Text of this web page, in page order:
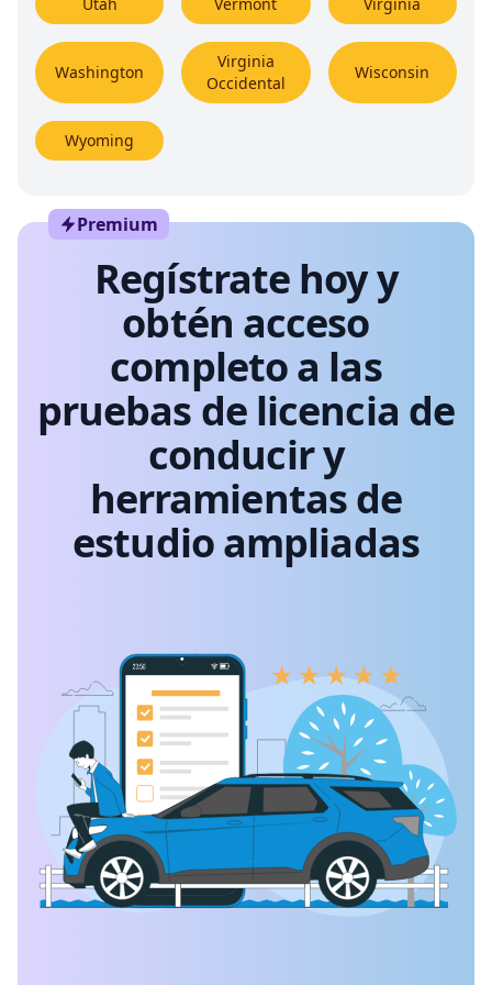
Washington
Virginia
Occidental
Wisconsin
Wyoming
Premium
Regístrate hoy y
obtén acceso
completo a las
pruebas de licencia de
conducir y
herramientas de
estudio ampliadas